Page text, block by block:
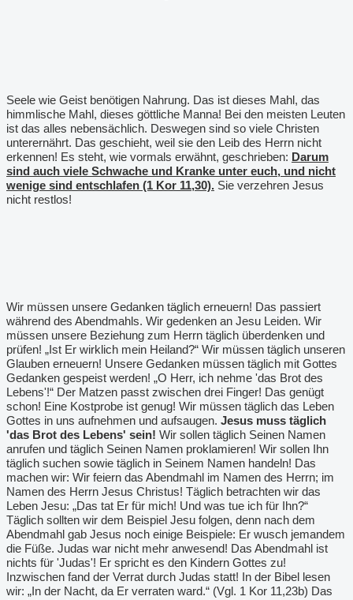
Seele wie Geist benötigen Nahrung. Das ist dieses Mahl, das
himmlische Mahl, dieses göttliche Manna! Bei den meisten Leuten
ist das alles nebensächlich. Deswegen sind so viele Christen
unterernährt. Das geschieht, weil sie den Leib des Herrn nicht
erkennen! Es steht, wie vormals erwähnt, geschrieben: Darum
sind auch viele Schwache und Kranke unter euch, und nicht
wenige sind entschlafen (1 Kor 11,30). Sie verzehren Jesus
nicht restlos!
Wir müssen unsere Gedanken täglich erneuern! Das passiert
während des Abendmahls. Wir gedenken an Jesu Leiden. Wir
müssen unsere Beziehung zum Herrn täglich überdenken und
prüfen! „Ist Er wirklich mein Heiland?“ Wir müssen täglich unseren
Glauben erneuern! Unsere Gedanken müssen täglich mit Gottes
Gedanken gespeist werden! „O Herr, ich nehme 'das Brot des
Lebens'!“ Der Matzen passt zwischen drei Finger! Das genügt
schon! Eine Kostprobe ist genug! Wir müssen täglich das Leben
Gottes in uns aufnehmen und aufsaugen. Jesus muss täglich
'das Brot des Lebens' sein! Wir sollen täglich Seinen Namen
anrufen und täglich Seinen Namen proklamieren! Wir sollen Ihn
täglich suchen sowie täglich in Seinem Namen handeln! Das
machen wir: Wir feiern das Abendmahl im Namen des Herrn; im
Namen des Herrn Jesus Christus! Täglich betrachten wir das
Leben Jesu: „Das tat Er für mich! Und was tue ich für Ihn?“
Täglich sollten wir dem Beispiel Jesu folgen, denn nach dem
Abendmahl gab Jesus noch einige Beispiele: Er wusch jemandem
die Füße. Judas war nicht mehr anwesend! Das Abendmahl ist
nichts für 'Judas'! Er spricht es den Kindern Gottes zu!
Inzwischen fand der Verrat durch Judas statt! In der Bibel lesen
wir: „In der Nacht, da Er verraten ward.“ (Vgl. 1 Kor 11,23b) Das